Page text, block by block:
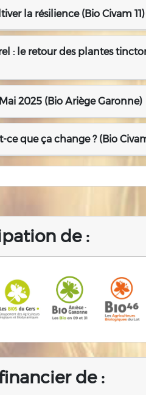
la résilience (Bio Civam 11)
: le retour des plantes
2025 (Bio Ariège Garonne)
ce que ça change ? (Bio
de :
de :